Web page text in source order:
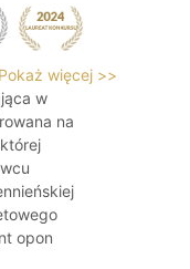
Pokaż więcej >>
w
na
opon